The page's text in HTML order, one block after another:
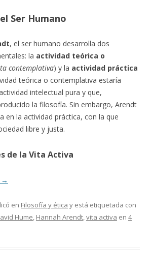
Ser Humano
, el ser humano desarrolla dos
la actividad teórica o
contemplativa) y la actividad práctica
teórica o contemplativa estaría
intelectual pura y que,
la filosofía. Sin embargo, Arendt
en la actividad práctica, con la que
libre y justa.
de la Vita Activa
→
en Filosofía y ética y está etiquetada con
Hume, Hannah Arendt,vita activa en 4